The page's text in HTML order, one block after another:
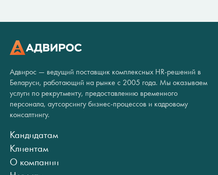
Адвирос — ведущий поставщик комплексных HR-решений в
Беларуси, работающий на рынке с 2005 года. Мы оказываем
услуги по рекрутменту, предоставлению временного
персонала, аутсорсингу бизнес-процессов и кадровому
консалтингу.
Кандидатам
Клиентам
О компании